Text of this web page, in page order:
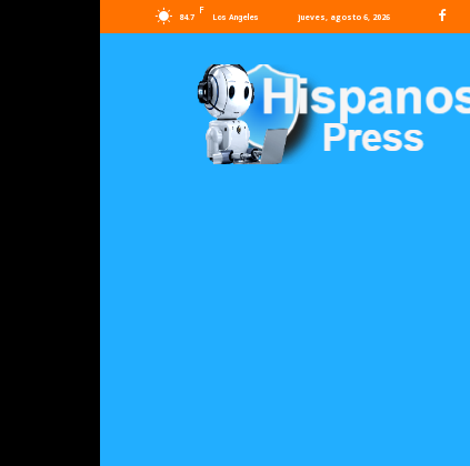
84.7
F
Los Angeles jueves, agosto 6, 2026
Press